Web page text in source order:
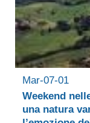
Mar-07-01
Weekend
una natura